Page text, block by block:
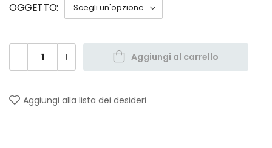
OGGETTO
Aggiungi al carrello
Aggiungi alla lista dei desideri